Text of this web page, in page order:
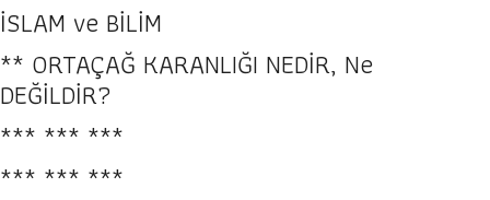
İSLAM ve BİLİM
** ORTAÇAĞ KARANLIĞI NEDİR, Ne
DEĞİLDİR?
*** *** ***
*** *** ***